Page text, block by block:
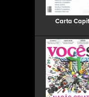
Carta